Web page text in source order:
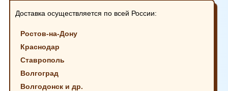
Доставка осуществляется по всей России:
Ростов-на-Дону
Краснодар
Ставрополь
Волгоград
Волгодонск и др.